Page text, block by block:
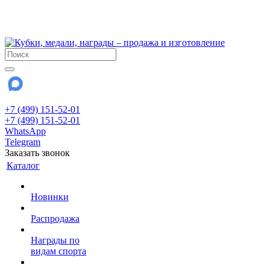
+7 (499) 151-52-01
+7 (499) 151-52-01
WhatsApp
Telegram
Заказать звонок
Каталог
Новинки
Распродажа
Награды по
видам спорта